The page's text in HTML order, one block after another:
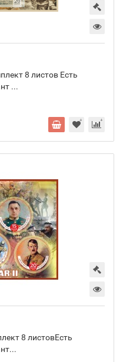
8 листов Есть
...
8 листовЕсть